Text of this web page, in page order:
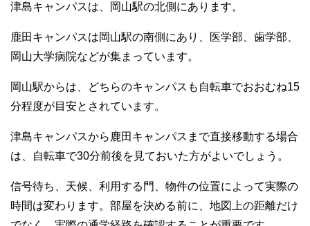
津島キャンパスは、岡山駅の北側にあります。
鹿田キャンパスは岡山駅の南側にあり、医学部、歯学部、
岡山大学病院などが集まっています。
岡山駅からは、どちらのキャンパスも自転車でおおむね15
分程度が目安とされています。
津島キャンパスから鹿田キャンパスまで直接移動する場合
は、自転車で30分前後を見ておいた方がよいでしょう。
信号待ち、天候、利用する門、物件の位置によって実際の
時間は変わります。部屋を決める前に、地図上の距離だけ